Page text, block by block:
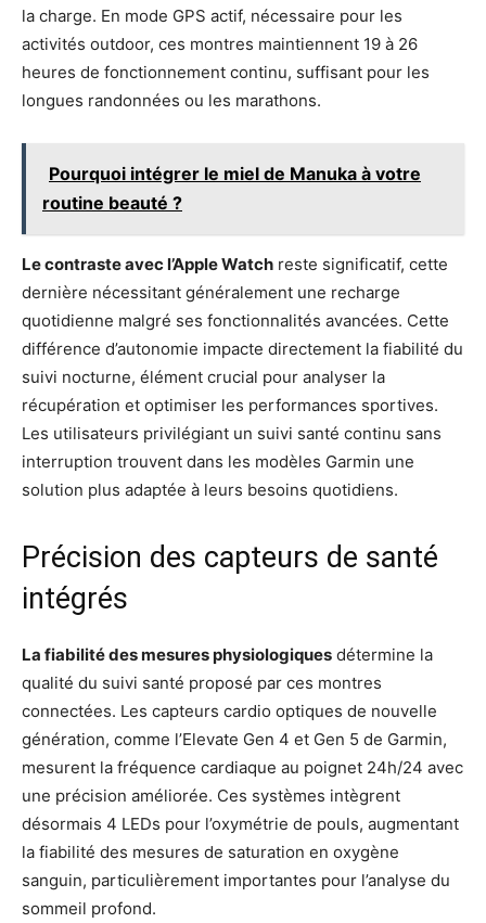
la charge. En mode GPS actif, nécessaire pour les
activités outdoor, ces montres maintiennent 19 à 26
heures de fonctionnement continu, suffisant pour les
longues randonnées ou les marathons.
Pourquoi intégrer le miel de Manuka à votre
routine beauté ?
Le contraste avec l’Apple Watch reste significatif, cette
dernière nécessitant généralement une recharge
quotidienne malgré ses fonctionnalités avancées. Cette
différence d’autonomie impacte directement la fiabilité du
suivi nocturne, élément crucial pour analyser la
récupération et optimiser les performances sportives.
Les utilisateurs privilégiant un suivi santé continu sans
interruption trouvent dans les modèles Garmin une
solution plus adaptée à leurs besoins quotidiens.
Précision des capteurs de santé
intégrés
La fiabilité des mesures physiologiques détermine la
qualité du suivi santé proposé par ces montres
connectées. Les capteurs cardio optiques de nouvelle
génération, comme l’Elevate Gen 4 et Gen 5 de Garmin,
mesurent la fréquence cardiaque au poignet 24h/24 avec
une précision améliorée. Ces systèmes intègrent
désormais 4 LEDs pour l’oxymétrie de pouls, augmentant
la fiabilité des mesures de saturation en oxygène
sanguin, particulièrement importantes pour l’analyse du
sommeil profond.